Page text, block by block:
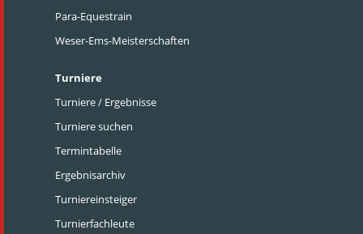
Para-Equestrain
Weser-Ems-Meisterschaften
Turniere
Turniere / Ergebnisse
Turniere suchen
Termintabelle
Ergebnisarchiv
Turniereinsteiger
Turnierfachleute